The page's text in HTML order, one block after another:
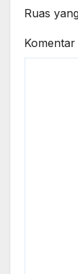
Ruas
Komentar